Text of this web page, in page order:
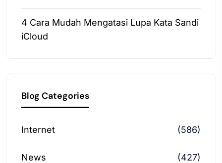
4 Cara Mudah Mengatasi Lupa Kata Sandi
iCloud
Blog Categories
Internet (586)
News (427)